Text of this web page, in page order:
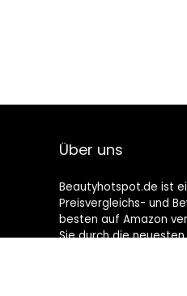
Über uns
Beautyhotspot.de ist
Preisvergleichs- und
besten auf Amazon
Sie durch die